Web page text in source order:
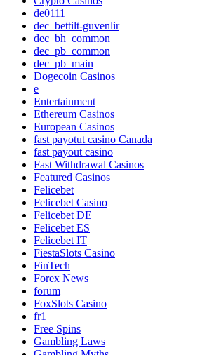
de0111
dec_bettilt-guvenlir
dec_bh_common
dec_pb_common
dec_pb_main
Dogecoin Casinos
e
Entertainment
Ethereum Casinos
European Casinos
fast payotut casino Canada
fast payout casino
Fast Withdrawal Casinos
Featured Casinos
Felicebet
Felicebet Casino
Felicebet DE
Felicebet ES
Felicebet IT
FiestaSlots Casino
FinTech
Forex News
forum
FoxSlots Casino
fr1
Free Spins
Gambling Laws